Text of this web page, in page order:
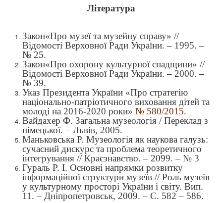
Література
Закон«Про музеї та музейну справу» //
Відомості Верховної Ради України. – 1995. –
№ 25.
Закон«Про охорону культурної спадщини» //
Відомості Верховної Ради України. – 2000. –
№ 39.
Указ Президента України «Про стратегію
національно-патріотичного виховання дітей та
молоді на 2016-2020 роки» № 580/2015.
Вайдахер Ф. Загальна музеологія / Переклад з
німецької. – Львів, 2005.
Маньковська Р. Музеологія як наукова галузь:
сучасний дискурс та проблема теоретичного
інтегрування // Краєзнавство. – 2099. – № 3
Гураль Р. І. Основні напрямки розвитку
інформаційної структури музеїв // Роль музеїв
у культурному просторі України і світу. Вип.
11. – Дніпропетровськ, 2009. – С. 582 – 586.